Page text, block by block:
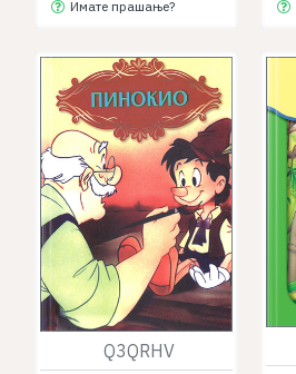
Имате прашање?
Q3QRHV